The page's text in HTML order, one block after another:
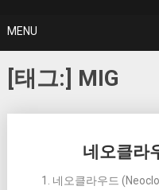
MENU
[태그:] MIG
네오클라
1. 네오클라우드
navigation